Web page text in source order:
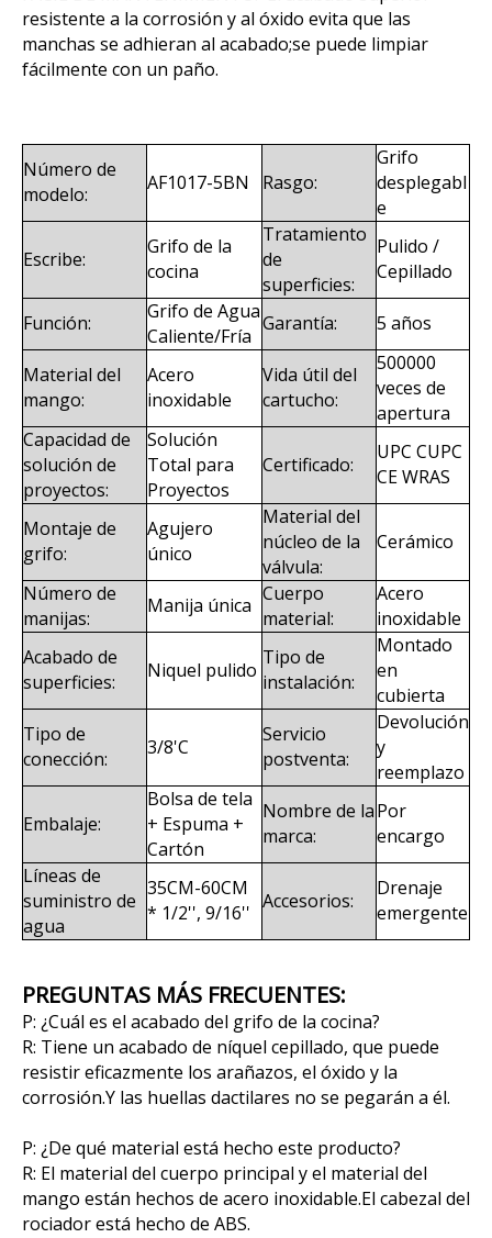
resistente a la corrosión y al óxido evita que las
manchas se adhieran al acabado;se puede limpiar
fácilmente con un paño.
Número de
modelo:
AF1017-5BN Rasgo:
Grifo
desplegabl
e
Escribe:
Grifo de la
cocina
Tratamiento
de
superficies:
Pulido /
Cepillado
Función:
Grifo de Agua
Caliente/Fría
Garantía: 5 años
Material del
mango:
Acero
inoxidable
Vida útil del
cartucho:
500000
veces de
apertura
Capacidad de
solución de
proyectos:
Solución
Total para
Proyectos
Certificado:
UPC CUPC
CE WRAS
Montaje de
grifo:
Agujero
único
Material del
núcleo de la
válvula:
Cerámico
Número de
manijas:
Manija única Cuerpo
material:
Acero
inoxidable
Acabado de
superficies:
Niquel pulido
Tipo de
instalación:
Montado
en
cubierta
Tipo de
conección:
3/8'C
Servicio
postventa:
Devolución
y
reemplazo
Embalaje:
Bolsa de tela
+ Espuma +
Cartón
Nombre de la
marca:
Por
encargo
Líneas de
suministro de
agua
35CM-60CM
* 1/2'', 9/16'' Accesorios:
Drenaje
emergente
PREGUNTAS MÁS FRECUENTES:
P: ¿Cuál es el acabado del grifo de la cocina?
R: Tiene un acabado de níquel cepillado, que puede
resistir eficazmente los arañazos, el óxido y la
corrosión.Y las huellas dactilares no se pegarán a él.
P: ¿De qué material está hecho este producto?
R: El material del cuerpo principal y el material del
mango están hechos de acero inoxidable.El cabezal del
rociador está hecho de ABS.